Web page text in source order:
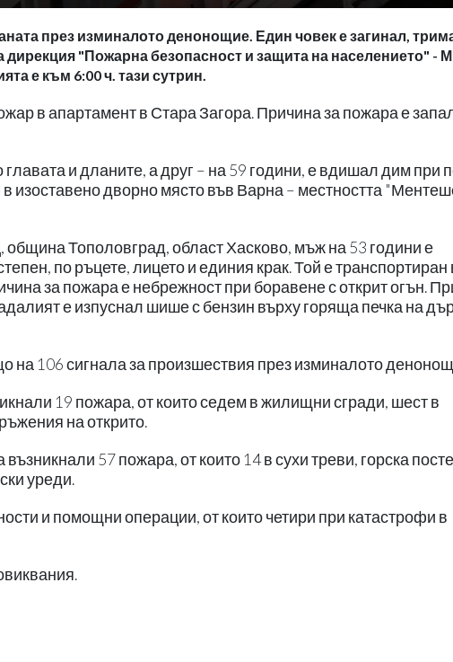
през изминалото денонощие. Един човек е загинал,
дирекция "Пожарна безопасност и защита на населението" -
е към 6:00 ч. тази сутрин.
в апартамент в Стара Загора. Причина за пожара е
и дланите, а друг – на 59 години, е вдишал дим при
изоставено дворно място във Варна – местността
Тополовград, област Хасково, мъж на 53 години е
по ръцете, лицето и единия крак. Той е транспортиран
за пожара е небрежност при боравене с открит огън.
е изпуснал шише с бензин върху горяща печка на
на 106 сигнала за произшествия през изминалото
19 пожара, от които седем в жилищни сгради, шест в
на открито.
57 пожара, от които 14 в сухи треви, горска
уреди.
и помощни операции, от които четири при катастрофи в